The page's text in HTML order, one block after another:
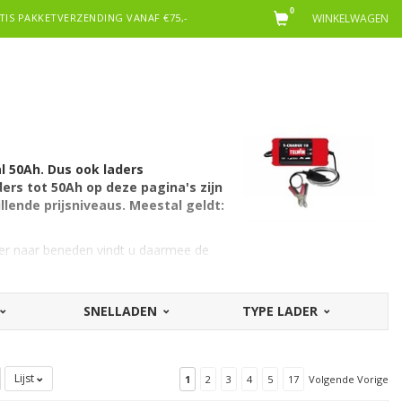
PAKKETVERZENDING VANAF €75,- WINKELWAGEN
0
Dus ook laders
tot 50Ah op deze pagina's zijn
prijsniveaus. Meestal geldt:
naar beneden vindt u daarmee de
is sterk gericht op de kleinere
SNELLADEN TYPE LADER
Lijst 1 2 3 4 5 17 Volgende Vorige